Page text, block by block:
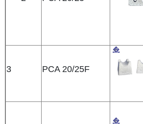
3 PCA 20/25F